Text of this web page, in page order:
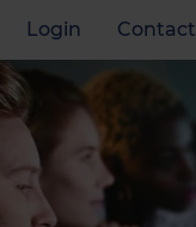
Login Contact